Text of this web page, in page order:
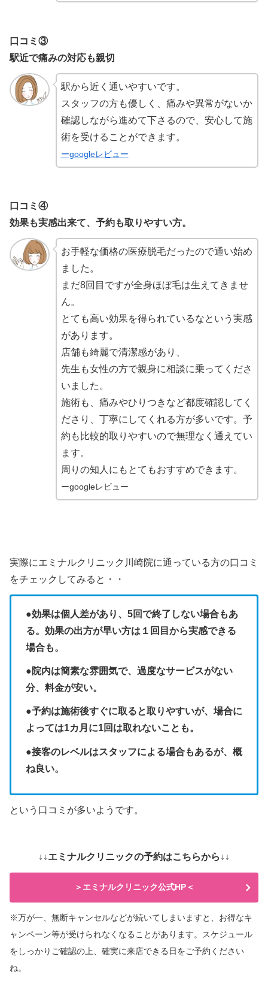
口コミ③
駅近で痛みの対応も親切
駅から近く通いやすいです。
スタッフの方も優しく、痛みや異常がないか
確認しながら進めて下さるので、安心して施
術を受けることができます。
ーgoogleレビュー
口コミ④
効果も実感出来て、予約も取りやすい方。
お手軽な価格の医療脱毛だったので通い始め
ました。
まだ8回目ですが全身ほぼ毛は生えてきませ
ん。
とても高い効果を得られているなという実感
があります。
店舗も綺麗で清潔感があり、
先生も女性の方で親身に相談に乗ってくださ
いました。
施術も、痛みやひりつきなど都度確認してく
ださり、丁寧にしてくれる方が多いです。予
約も比較的取りやすいので無理なく通えてい
ます。
周りの知人にもとてもおすすめできます。
ーgoogleレビュー
実際にエミナルクリニック川崎院に通っている方の口コミ
をチェックしてみると・・
●効果は個人差があり、5回で終了しない場合もあ
る。効果の出方が早い方は１回目から実感できる
場合も。
●院内は簡素な雰囲気で、過度なサービスがない
分、料金が安い。
●予約は施術後すぐに取ると取りやすいが、場合に
よっては1カ月に1回は取れないことも。
●接客のレベルはスタッフによる場合もあるが、概
ね良い。
という口コミが多いようです。
↓↓エミナルクリニックの予約はこちらから↓↓
＞エミナルクリニック公式HP＜
※万が一、無断キャンセルなどが続いてしまいますと、 お得なキ
ャンペーン等が受けられなくなることがあります。スケジュール
をしっかりご確認の上、 確実に来店できる日をご予約ください
ね。